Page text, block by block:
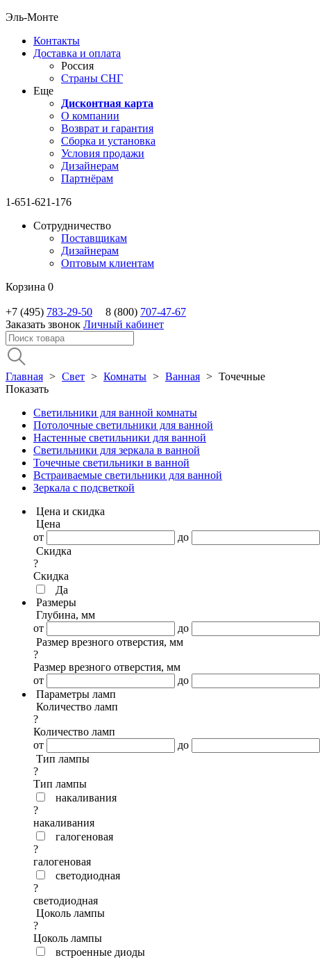
Эль-Монте
Контакты
Доставка и оплата
Россия
Страны СНГ
Еще
Дисконтная карта
О компании
Возврат и гарантия
Сборка и установка
Условия продажи
Дизайнерам
Партнёрам
1-651-621-176
Сотрудничество
Поставщикам
Дизайнерам
Оптовым клиентам
Корзина 0
+7 (495) 783-29-50 8 (800) 707-47-67
Заказать звонок Личный кабинет
Главная > Свет > Комнаты > Ванная > Точечные
Показать
Светильники для ванной комнаты
Потолочные светильники для ванной
Настенные светильники для ванной
Светильники для зеркала в ванной
Точечные светильники в ванной
Встраиваемые светильники для ванной
Зеркала с подсветкой
Цена и скидка
Цена
от
до
Скидка
?
Скидка
Да
Размеры
Глубина, мм
от
до
Размер врезного отверстия, мм
?
Размер врезного отверстия, мм
от
до
Параметры ламп
Количество ламп
?
Количество ламп
от
до
Тип лампы
?
Тип лампы
накаливания
?
накаливания
галогеновая
?
галогеновая
светодиодная
?
светодиодная
Цоколь лампы
?
Цоколь лампы
встроенные диоды